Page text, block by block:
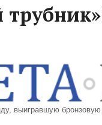
выигравшую